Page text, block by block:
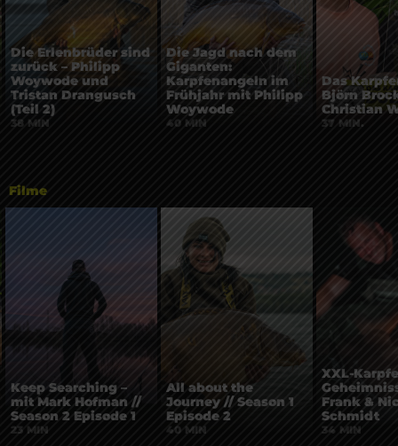
38 MIN
Die Erlenbrüder sind
zurück – Philipp
Woywode und
Tristan Drangusch
(Teil 2)
40 MIN
Die Jagd nach dem
Giganten:
Karpfenangeln im
Frühjahr mit Philipp
Woywode
37 MIN.
Das
Björn
Christian
Filme
23 MIN
Keep Searching –
mit Mark Hofman //
Season 2 Episode 1
40 MIN
All about the
Journey // Season 1
Episode 2
34 MIN
XXL-
Frank &
Schmidt